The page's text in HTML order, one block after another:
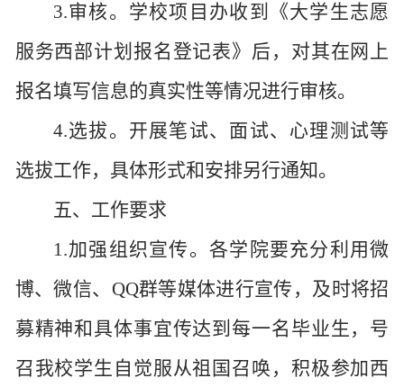
3.审核。学校项目办收到《大学生志愿
服务西部计划报名登记表》后，对其在网上
报名填写信息的真实性等情况进行审核。
4.选拔。开展笔试、面试、心理测试等
选拔工作，具体形式和安排另行通知。
五、工作要求
1.加强组织宣传。各学院要充分利用微
博、微信、QQ群等媒体进行宣传，及时将招
募精神和具体事宜传达到每一名毕业生，号
召我校学生自觉服从祖国召唤，积极参加西